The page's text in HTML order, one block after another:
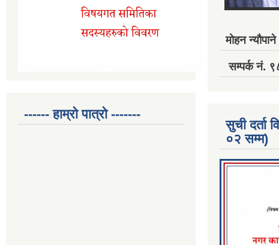
------ हाम्रो पात्रो -------
मोहन न्यौपाने
सम्पर्क नं.
सुची दर्ता
०२ सम्म)